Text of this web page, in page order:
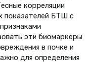
корреляции
показателей БТШ с
эти биомаркеры
в почке и
для определения